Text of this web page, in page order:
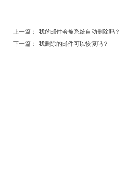
上一篇：
我的邮件会被系统自动删除吗？
下一篇：
我删除的邮件可以恢复吗？